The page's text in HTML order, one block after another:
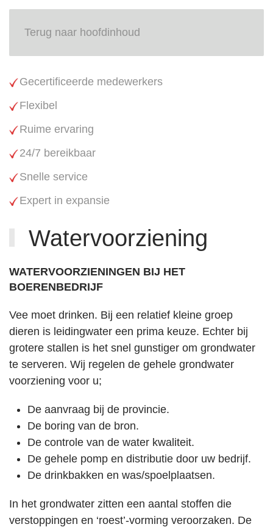
Terug naar hoofdinhoud
Gecertificeerde medewerkers
Flexibel
Ruime ervaring
24/7 bereikbaar
Snelle service
Expert in expansie
Watervoorziening
WATERVOORZIENINGEN BIJ HET
BOERENBEDRIJF
Vee moet drinken. Bij een relatief kleine groep
dieren is leidingwater een prima keuze. Echter bij
grotere stallen is het snel gunstiger om grondwater
te serveren. Wij regelen de gehele grondwater
voorziening voor u;
De aanvraag bij de provincie.
De boring van de bron.
De controle van de water kwaliteit.
De gehele pomp en distributie door uw bedrijf.
De drinkbakken en was/spoelplaatsen.
In het grondwater zitten een aantal stoffen die
verstoppingen en ‘roest’-vorming veroorzaken. De